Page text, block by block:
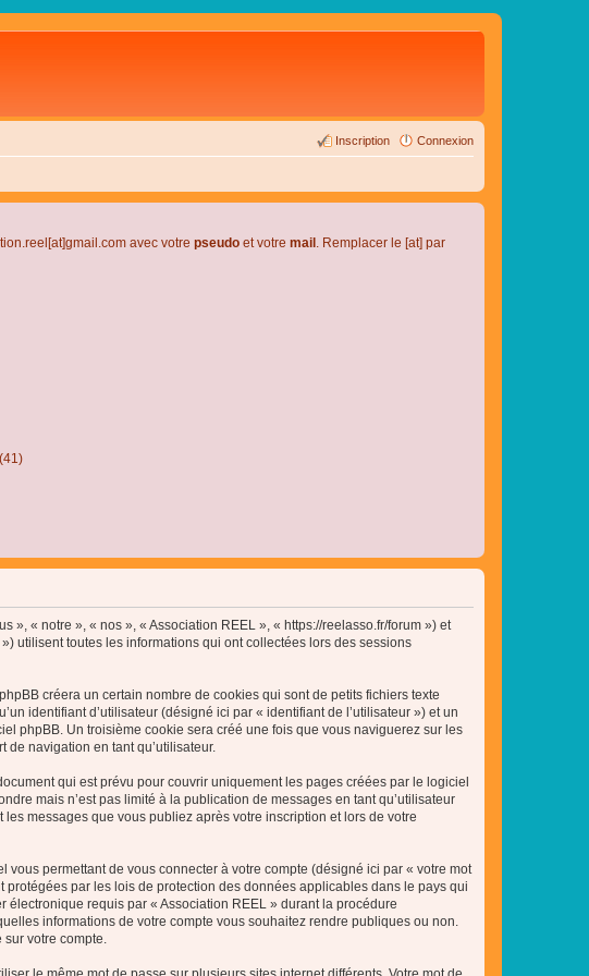
Connexion
Inscription
avec votre pseudo et votre mail . Remplacer le [at] par
« notre », « nos », « Association REEL », « https://reelasso.fr/forum ») et
utilisent toutes les informations qui ont collectées lors des sessions
créera un certain nombre de cookies qui sont de petits fichiers texte
identifiant d’utilisateur (désigné ici par « identifiant de l’utilisateur ») et un
phpBB. Un troisième cookie sera créé une fois que vous naviguerez sur les
navigation en tant qu’utilisateur.
qui est prévu pour couvrir uniquement les pages créées par le logiciel
mais n’est pas limité à la publication de messages en tant qu’utilisateur
messages que vous publiez après votre inscription et lors de votre
permettant de vous connecter à votre compte (désigné ici par « votre mot
par les lois de protection des données applicables dans le pays qui
électronique requis par « Association REEL » durant la procédure
informations de votre compte vous souhaitez rendre publiques ou non.
votre compte.